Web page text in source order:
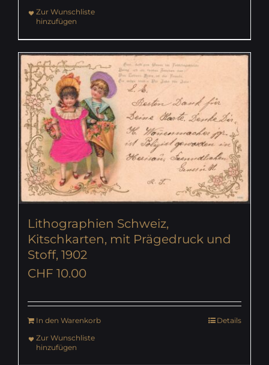
Zur Wunschliste
hinzufügen
Lithographien Schweiz,
Kitschkarten, mit Prägedruck und
Stoff, 1902
CHF 10.00
In den Warenkorb
Details
Zur Wunschliste
hinzufügen